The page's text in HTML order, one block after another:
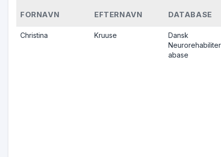
FORNAVN EFTERNAVN DATABASE
Christina Kruuse
Dansk
abase